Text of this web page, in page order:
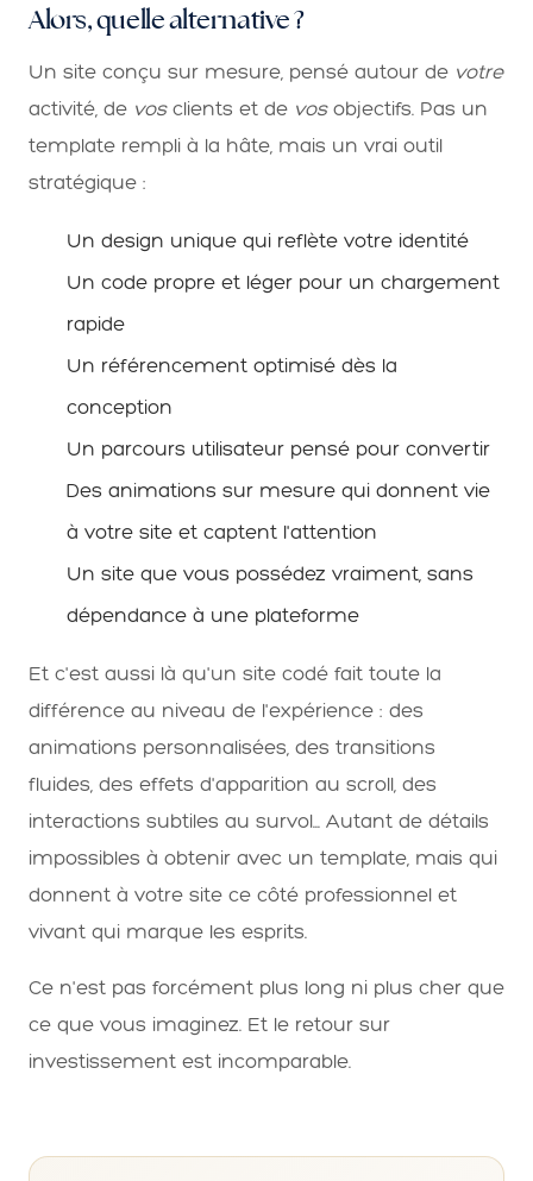
Alors, quelle alternative ?
Un site conçu sur mesure, pensé autour de votre
activité, de vosclients et de vosobjectifs. Pas un
template rempli à la hâte, mais un vrai outil
stratégique :
Un design unique qui reflète votre identité
Un code propre et léger pour un chargement
rapide
Un référencement optimisé dès la
conception
Un parcours utilisateur pensé pour convertir
Des animations sur mesure qui donnent vie
à votre site et captent l'attention
Un site que vous possédez vraiment, sans
dépendance à une plateforme
Et c'est aussi là qu'un site codé fait toute la
différence au niveau de l'expérience : des
animations personnalisées, des transitions
fluides, des effets d'apparition au scroll, des
interactions subtiles au survol... Autant de détails
impossibles à obtenir avec un template, mais qui
donnent à votre site ce côté professionnel et
vivant qui marque les esprits.
Ce n'est pas forcément plus long ni plus cher que
ce que vous imaginez. Et le retour sur
investissement est incomparable.